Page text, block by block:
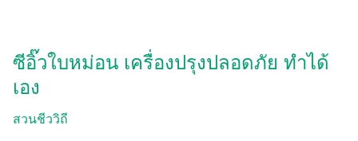
ซีอิ๊วใบหม่อน เครื่องปรุงปลอดภัย ทำได้
เอง
สวนชีววิถี